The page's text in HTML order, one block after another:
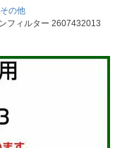
の他
フィルター 2607432013